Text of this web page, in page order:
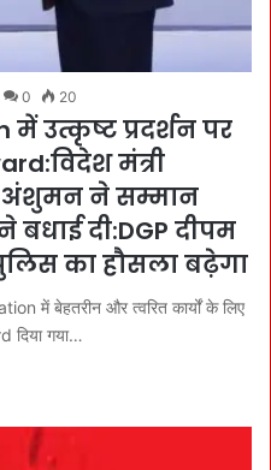
0 20
उत्कृष्ट प्रदर्शन पर
मंत्री
अंशुमन ने सम्मान
बधाई दी:DGP दीपम
का हौसला बढ़ेगा
में बेहतरीन और त्वरित कार्यों के लिए
दिया गया…